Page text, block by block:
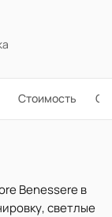
Стоимость О
Benessere в
светлые